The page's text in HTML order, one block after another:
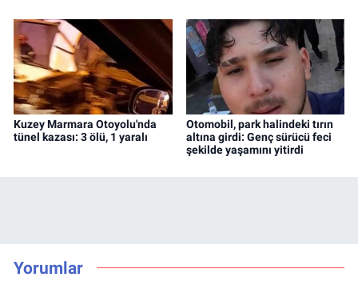
Kuzey Marmara Otoyolu'nda
tünel kazası: 3 ölü, 1 yaralı
Otomobil, park halindeki tırın
altına girdi: Genç sürücü feci
şekilde yaşamını yitirdi
Yorumlar